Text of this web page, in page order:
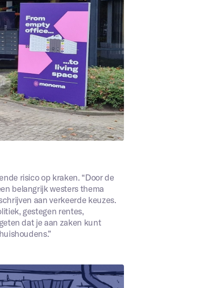
risico op kraken. “Door de
belangrijk westers thema
aan verkeerde keuzes.
gestegen rentes,
dat je aan zaken kunt